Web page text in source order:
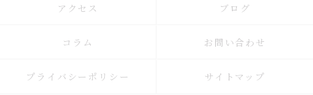
アクセス ブログ
コラム お問い合わせ
プライバシーポリシー サイトマップ